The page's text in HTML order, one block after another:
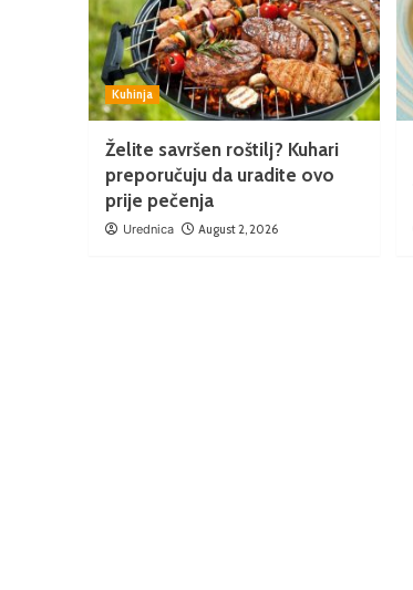
Kuhinja
Želite savršen roštilj? Kuhari
preporučuju da uradite ovo
prije pečenja
Urednica August 2, 2026